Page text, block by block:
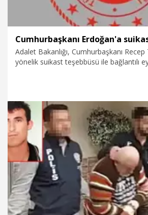
Adalet Bakanlığı, Cumhurbaşkanı Recep
yönelik suikast teşebbüsü ile bağlantılı
1.08.2026 Politika